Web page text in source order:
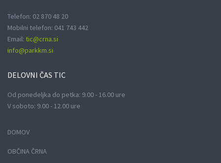
Telefon: 02 870 48 20
Mobilni telefon: 041 743 442
Email: tic@crna.si
info@parkkm.si
DELOVNI ČAS TIC
Od ponedeljka do petka: 9.00 - 16.00 ure
V soboto: 9.00 - 12.00 ure
DOMOV
OBČINA ČRNA